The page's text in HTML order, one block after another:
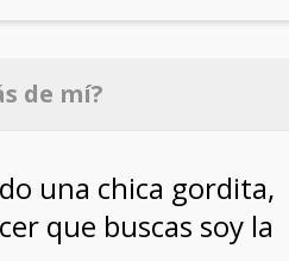
de mí?
una chica gordita,
que buscas soy la